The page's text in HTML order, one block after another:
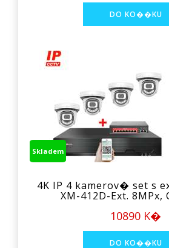
Skladem
4K IP 4 kamerov� set s
XM-412D-Ext. 8MPx,
10890 K�